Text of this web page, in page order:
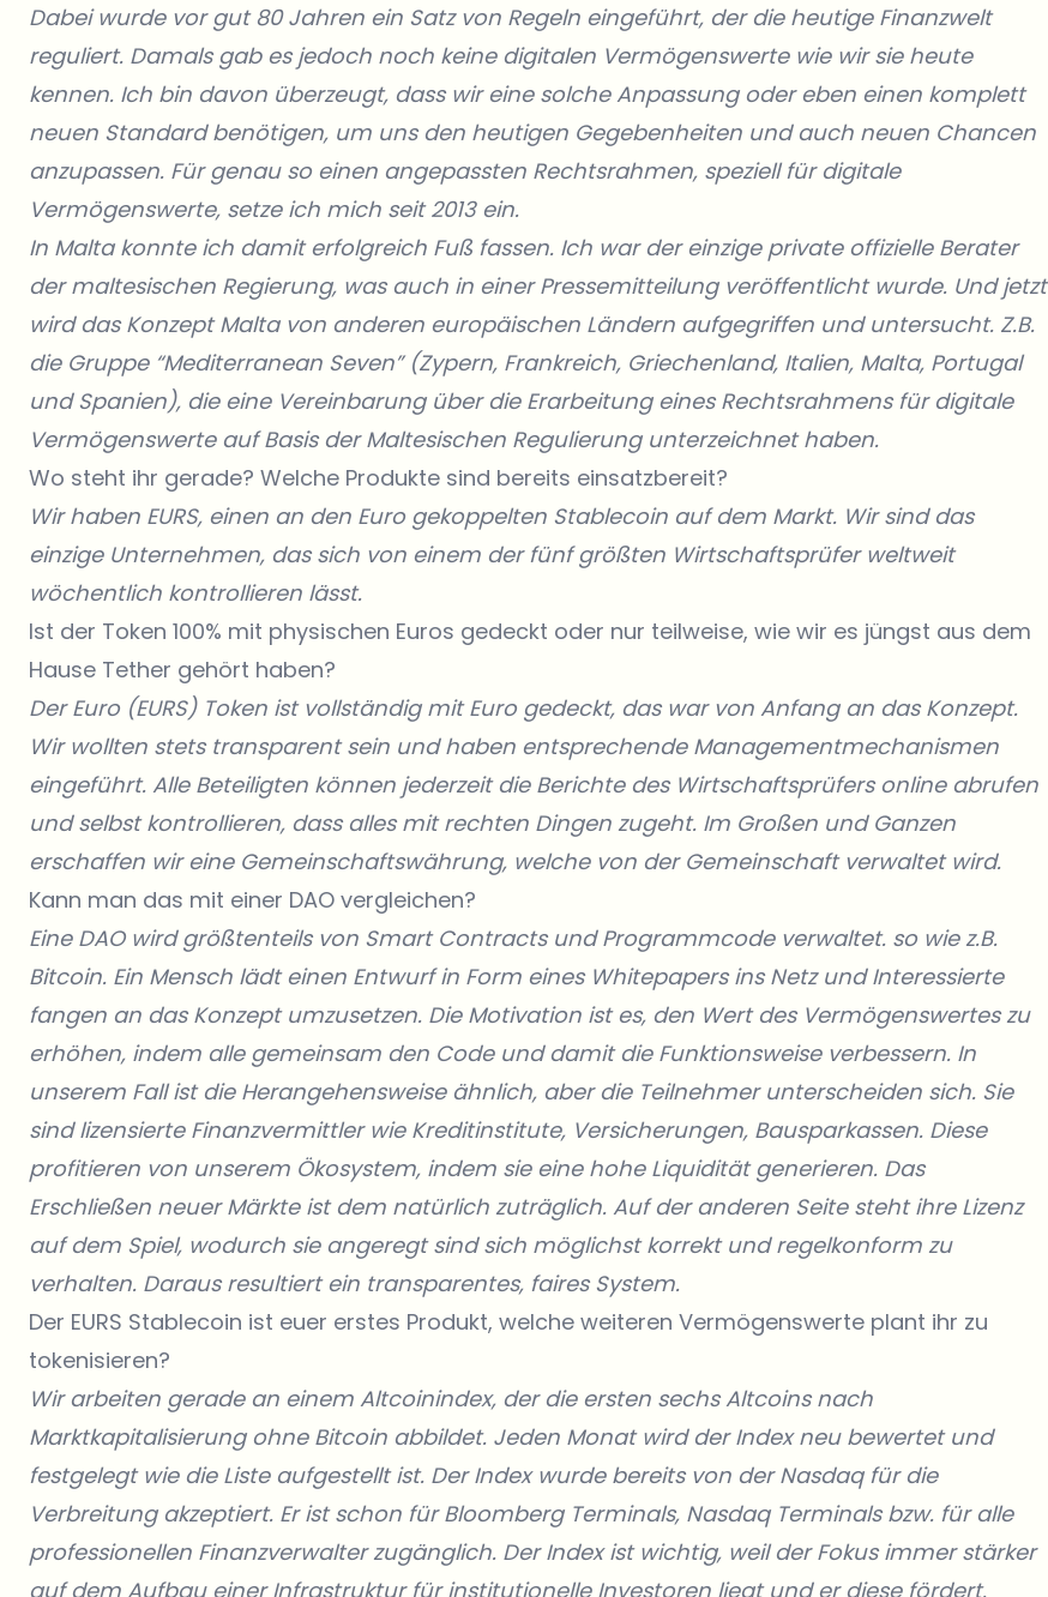
Dabei wurde vor gut 80 Jahren ein Satz von Regeln eingeführt, der die heutige Finanzwelt
reguliert. Damals gab es jedoch noch keine digitalen Vermögenswerte wie wir sie heute
kennen. Ich bin davon überzeugt, dass wir eine solche Anpassung oder eben einen komplett
neuen Standard benötigen, um uns den heutigen Gegebenheiten und auch neuen Chancen
anzupassen. Für genau so einen angepassten Rechtsrahmen, speziell für digitale
Vermögenswerte, setze ich mich seit 2013 ein.
In Malta konnte ich damit erfolgreich Fuß fassen. Ich war der einzige private offizielle Berater
der maltesischen Regierung, was auch in einer Pressemitteilung veröffentlicht wurde. Und jetzt
wird das Konzept Malta von anderen europäischen Ländern aufgegriffen und untersucht. Z.B.
die Gruppe “Mediterranean Seven” (Zypern, Frankreich, Griechenland, Italien, Malta, Portugal
und Spanien), die eine Vereinbarung über die Erarbeitung eines Rechtsrahmens für digitale
Vermögenswerte auf Basis der Maltesischen Regulierung unterzeichnet haben.
Wo steht ihr gerade? Welche Produkte sind bereits einsatzbereit?
Wir haben EURS, einen an den Euro gekoppelten Stablecoin auf dem Markt. Wir sind das
einzige Unternehmen, das sich von einem der fünf größten Wirtschaftsprüfer weltweit
wöchentlich kontrollieren lässt.
Ist der Token 100% mit physischen Euros gedeckt oder nur teilweise, wie wir es jüngst aus dem
Hause Tether gehört haben?
Der Euro (EURS) Token ist vollständig mit Euro gedeckt, das war von Anfang an das Konzept.
Wir wollten stets transparent sein und haben entsprechende Managementmechanismen
eingeführt. Alle Beteiligten können jederzeit die Berichte des Wirtschaftsprüfers online abrufen
und selbst kontrollieren, dass alles mit rechten Dingen zugeht. Im Großen und Ganzen
erschaffen wir eine Gemeinschaftswährung, welche von der Gemeinschaft verwaltet wird.
Kann man das mit einer DAO vergleichen?
Eine DAO wird größtenteils von Smart Contracts und Programmcode verwaltet. so wie z.B.
Bitcoin. Ein Mensch lädt einen Entwurf in Form eines Whitepapers ins Netz und Interessierte
fangen an das Konzept umzusetzen. Die Motivation ist es, den Wert des Vermögenswertes zu
erhöhen, indem alle gemeinsam den Code und damit die Funktionsweise verbessern. In
unserem Fall ist die Herangehensweise ähnlich, aber die Teilnehmer unterscheiden sich. Sie
sind lizensierte Finanzvermittler wie Kreditinstitute, Versicherungen, Bausparkassen. Diese
profitieren von unserem Ökosystem, indem sie eine hohe Liquidität generieren. Das
Erschließen neuer Märkte ist dem natürlich zuträglich. Auf der anderen Seite steht ihre Lizenz
auf dem Spiel, wodurch sie angeregt sind sich möglichst korrekt und regelkonform zu
verhalten. Daraus resultiert ein transparentes, faires System.
Der EURS Stablecoin ist euer erstes Produkt, welche weiteren Vermögenswerte plant ihr zu
tokenisieren?
Wir arbeiten gerade an einem Altcoinindex, der die ersten sechs Altcoins nach
Marktkapitalisierung ohne Bitcoin abbildet. Jeden Monat wird der Index neu bewertet und
festgelegt wie die Liste aufgestellt ist. Der Index wurde bereits von der Nasdaq für die
Verbreitung akzeptiert. Er ist schon für Bloomberg Terminals, Nasdaq Terminals bzw. für alle
professionellen Finanzverwalter zugänglich. Der Index ist wichtig, weil der Fokus immer stärker
auf dem Aufbau einer Infrastruktur für institutionelle Investoren liegt und er diese fördert.